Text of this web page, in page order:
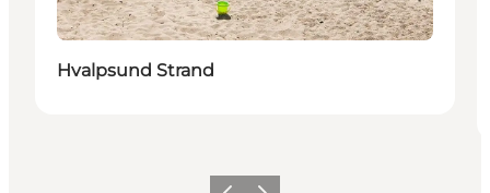
Hvalpsund Strand